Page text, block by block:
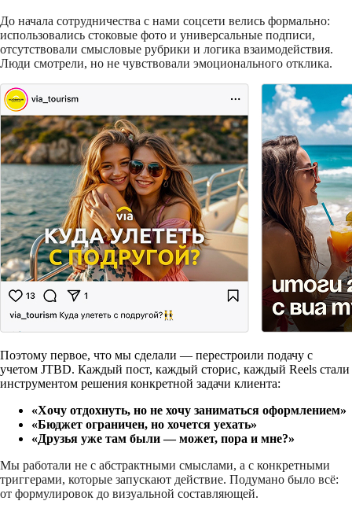
До начала сотрудничества с нами соцсети велись формально:
использовались стоковые фото и универсальные подписи,
отсутствовали смысловые рубрики и логика взаимодействия.
Люди смотрели, но не чувствовали эмоционального отклика.
Поэтому первое, что мы сделали — перестроили подачу с
учетом JTBD. Каждый пост, каждый сторис, каждый Reels стали
инструментом решения конкретной задачи клиента:
«Хочу отдохнуть, но не хочу заниматься оформлением»
«Бюджет ограничен, но хочется уехать»
«Друзья уже там были — может, пора и мне?»
Мы работали не с абстрактными смыслами, а с конкретными
триггерами, которые запускают действие. Подумано было всё:
от формулировок до визуальной составляющей.